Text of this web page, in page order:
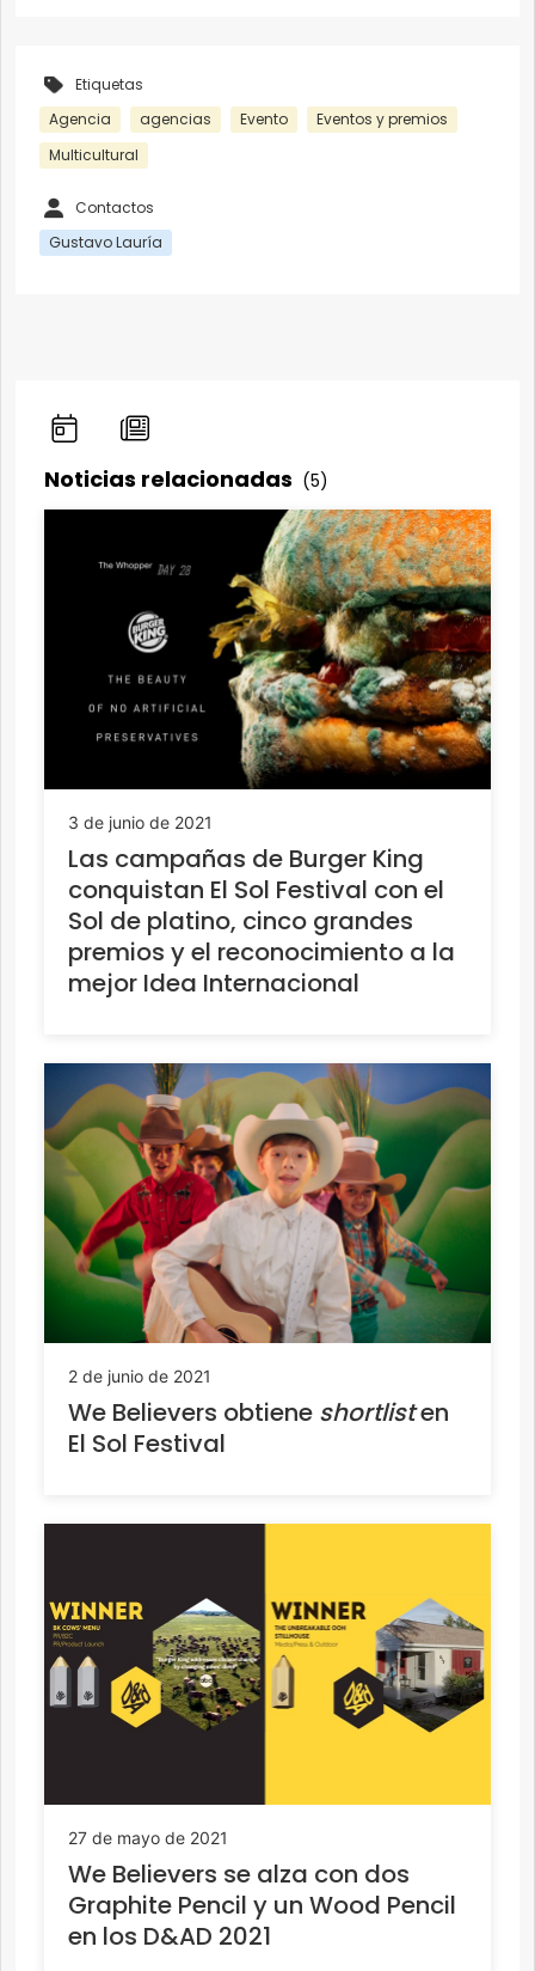
Etiquetas
Agencia
agencias Evento
Eventos y premios
Multicultural
Contactos
Gustavo Lauría
Noticias relacionadas (5)
3 de junio de 2021
Las campañas de Burger King
conquistan El Sol Festival con el
Sol de platino, cinco grandes
premios y el reconocimiento a la
mejor Idea Internacional
2 de junio de 2021
We Believers obtiene shortlisten
El Sol Festival
27 de mayo de 2021
We Believers se alza con dos
Graphite Pencil y un Wood Pencil
en los D&AD 2021